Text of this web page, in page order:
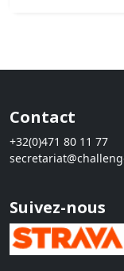
Contact
+32(0)471 80 11 77
Suivez-nous